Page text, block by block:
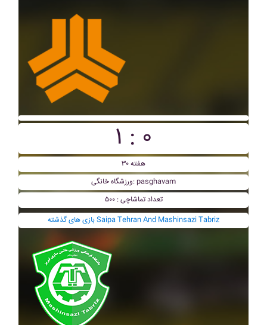
۱ : ۰
هفته ۳۰
ورزشگاه خانگی: pasghavam
تعداد تماشاچی : ۵۰۰
بازی های گذشته Saipa Tehran And Mashinsazi Tabriz